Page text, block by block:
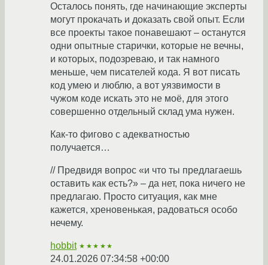
Осталось понять, где начинающие эксперты
могут прокачать и доказать свой опыт. Если
все проекты такое понавешают – останутся
одни опытные старички, которые не вечны,
и которых, подозреваю, и так намного
меньше, чем писателей кода. Я вот писать
код умею и люблю, а вот уязвимости в
чужом коде искать это не моё, для этого
совершенно отдельный склад ума нужен.
Как-то фигово с адекватностью
получается…
// Предвидя вопрос «и что ты предлагаешь
оставить как есть?» – да нет, пока ничего не
предлагаю. Просто ситуация, как мне
кажется, хреновенькая, радоваться особо
нечему.
hobbit ★★★★★
24.01.2026 07:34:58 +00:00